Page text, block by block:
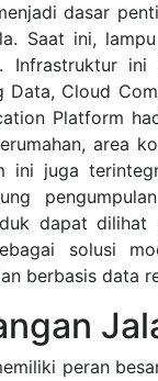
dasar
Saat ini,
Infrastruktur
Data, Cloud
Platform
area
ini juga
dapat dilihat
solusi
berbasis data
peran